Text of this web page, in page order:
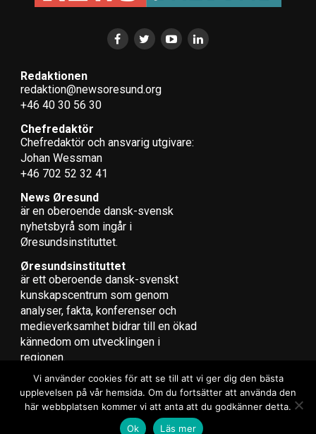
Redaktionen
redaktion@newsoresund.org
+46 40 30 56 30
Chefredaktör
Chefredaktör och ansvarig utgivare:
Johan Wessman
+46 702 52 32 41
News Øresund
är en oberoende dansk-svensk
nyhets­byrå som ingår i
Øresundsinstituttet.
Øresundsinstituttet
är ett oberoende dansk-svenskt
kunskapscentrum som genom
analyser, fakta, konferenser och
medieverksamhet bidrar till en ökad
kännedom om utvecklingen i
regionen.
Copyright © 2017 Zox News Theme. Theme by MVP Themes, powered
by WordPress.
Vi använder cookies för att se till att vi ger dig den bästa
upplevelsen på vår hemsida. Om du fortsätter att använda den
här webbplatsen kommer vi att anta att du godkänner detta.
Ok
Läs mer